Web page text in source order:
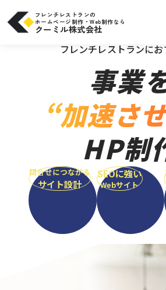
フレンチレストランの
ホームページ制作・Web制作なら
クーミル株式会社
＼大手・中小問わず実績豊富
フレンチレストランに
事業
“加速さ
HP制
問合せにつながる
サイト設計
SEOに強い
Webサイト